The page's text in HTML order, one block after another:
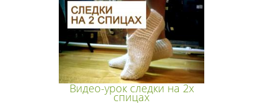
Видео-урок следки на 2х
спицах